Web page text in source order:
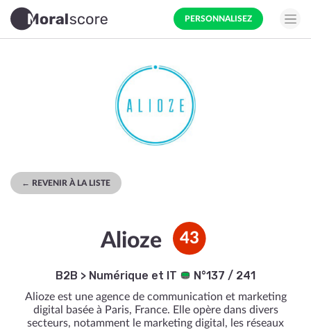
PERSONNALISEZ
← REVENIR À LA LISTE
Alioze 43
B2B > Numérique et IT N°137 / 241
Alioze est une agence de communication et marketing
digital basée à Paris, France. Elle opère dans divers
secteurs, notamment le marketing digital, les réseaux